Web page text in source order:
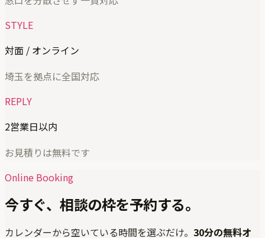
STYLE
対面 / オンライン
埼玉を拠点に全国対応
REPLY
2営業日以内
お見積りは無料です
Online Booking
今すぐ、相談の枠を予約する。
カレンダーから空いている時間を選ぶだけ。 30分の無料オ